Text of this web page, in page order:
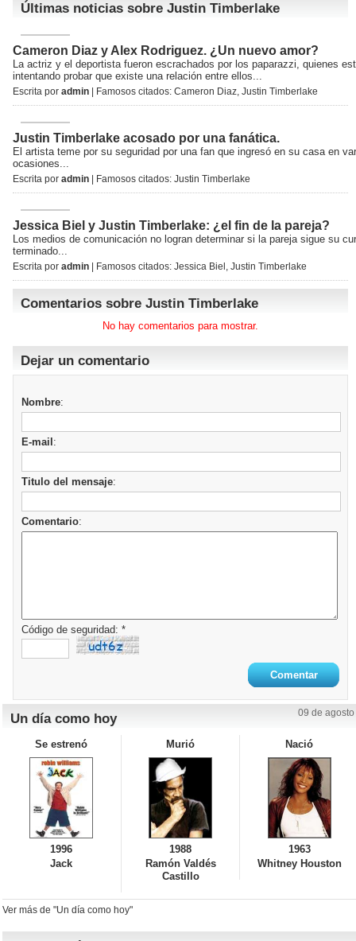
Últimas noticias sobre Justin Timberlake
Cameron Diaz y Alex Rodriguez. ¿Un nuevo amor?
La actriz y el deportista fueron escrachados por los paparazzi, quienes
intentando probar que existe una relación entre ellos...
Escrita por admin | Famosos citados: Cameron Diaz, Justin Timberlake
Justin Timberlake acosado por una fanática.
El artista teme por su seguridad por una fan que ingresó en su casa en
ocasiones...
Escrita por admin | Famosos citados: Justin Timberlake
Jessica Biel y Justin Timberlake: ¿el fin de la pareja?
Los medios de comunicación no logran determinar si la pareja sigue su
terminado...
Escrita por admin | Famosos citados: Jessica Biel , Justin Timberlake
Comentarios sobre Justin Timberlake
No hay comentarios para mostrar.
Dejar un comentario
Nombre:
E-mail :
Titulo del mensaje:
Comentario:
Código de seguridad: *
Un día como hoy 09 de agosto
Se estrenó
1996
Jack
Murió
1988
Ramón Valdés
Castillo
Nació
1963
Whitney Houston
Ver más de "Un día como hoy"